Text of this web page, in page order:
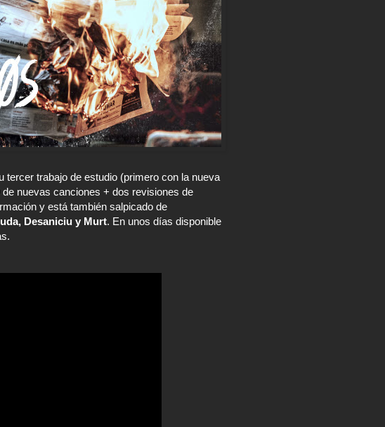
tercer trabajo de estudio (primero con la nueva
nuevas canciones + dos revisiones de
y está también salpicado de
Desaniciu y Murt. En unos días disponible